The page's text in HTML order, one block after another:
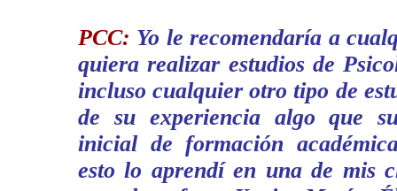
PCC: Yo le recomendaría a
quiera realizar estudios de
incluso cualquier otro tipo de
de su experiencia algo que
inicial de formación
esto lo aprendí en una de mis